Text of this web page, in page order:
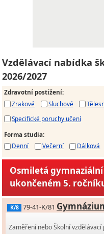
Vzdělávací nabídka
2026/2027
Zdravotní postižení:
Zrakové
Sluchové
Specifické poruchy učení
Forma studia:
Denní
Večerní Dálková
Osmiletá
ukončeném 5.
K/8 79-41-K/81
Zaměření nebo Školní vzdělávací